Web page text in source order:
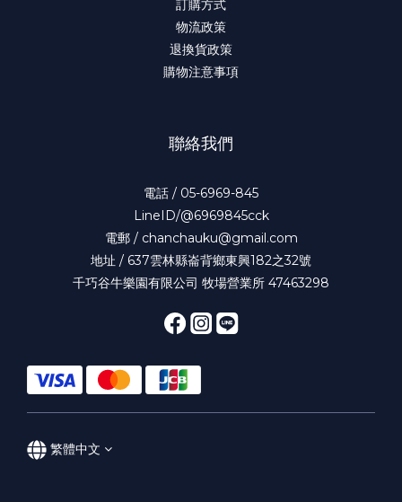
訂購方式
物流政策
退換貨政策
購物注意事項
聯絡我們
電話 / 05-6969-845
LineID/@6969845cck
電郵 / chanchauku@gmail.com
地址 / 637雲林縣崙背鄉東興182之32號
千巧谷牛樂園有限公司 牧場營業所 47463298
繁體中文